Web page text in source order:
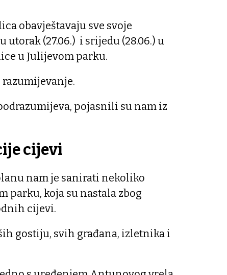
obavještavaju sve svoje
utorak (27.06.) i srijedu (28.06.) u
u Julijevom parku.
razumijevanje.
pojasnili su nam iz
cijevi
nam je sanirati nekoliko
parku, koja su nastala zbog
cijevi.
gostiju, svih građana, izletnika i